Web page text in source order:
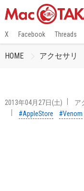
X Facebook Threads
HOME アクセサリ
2013年04月27日(土)
ア
#AppleStore
#Venom